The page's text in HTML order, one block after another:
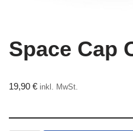
Space Cap
19,90 € inkl. MwSt.